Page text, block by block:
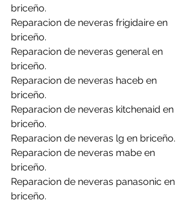
briceño.
Reparacion de neveras frigidaire en
briceño.
Reparacion de neveras general en
briceño.
Reparacion de neveras haceb en
briceño.
Reparacion de neveras kitchenaid en
briceño.
Reparacion de neveras lg en briceño.
Reparacion de neveras mabe en
briceño.
Reparacion de neveras panasonic en
briceño.